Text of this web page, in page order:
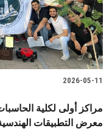
2026-05-11
مراكز أولى لكلية
معرض التطبيقات